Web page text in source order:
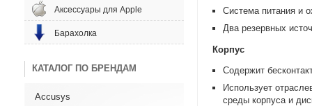
Аксессуары для Apple
Барахолка
КАТАЛОГ ПО БРЕНДАМ
Accusys
Система питания и
Два резервных
Корпус
Содержит
Использует
среды корпуса и